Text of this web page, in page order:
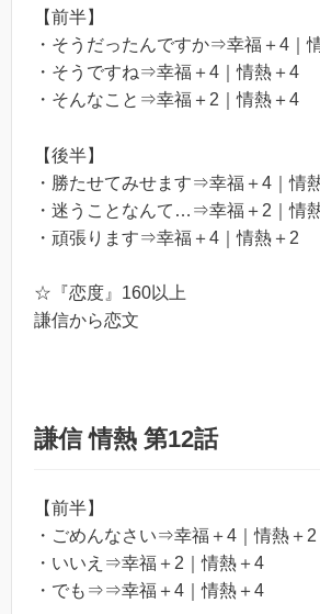
【前半】
・そうだったんですか⇒幸福＋4｜
・ そうですね⇒幸福＋4｜情熱＋4
・そんなこと⇒幸福＋2｜情熱＋4
【後半】
・ 勝たせてみせます⇒幸福＋4｜情
・迷うことなんて…⇒幸福＋2｜情
・頑張ります⇒幸福＋4｜情熱＋2
☆『恋度』160以上
謙信から恋文
謙信 情熱 第12話
【前半】
・ごめんなさい⇒幸福＋4｜情熱＋2
・いいえ⇒幸福＋2｜情熱＋4
・ でも⇒⇒幸福＋4｜情熱＋4